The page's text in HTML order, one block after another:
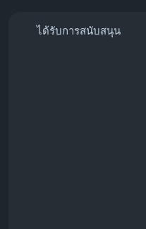
ได้รับการสนับสนุน